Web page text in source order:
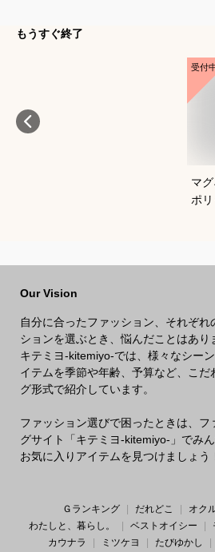
もうすぐ終了
受付
マ
ポリ
Our Vision
自分に合ったファッション、それぞれ
ションを選ぶとき、悩んだことはあり
キテミヨ-kitemiyo-では、様々なシー
イテムを季節や年齢、予算など、こだ
グ形式で紹介しています。
ファッション選びで困ったときは、フ
グサイト「キテミヨ-kitemiyo-」でみ
お気に入りアイテムを見つけましょう
Ｇランキング だれどこ オク
わたしと、暮らし。
ベストオイシー
カウナラ
ミツケヨ たびゆかし